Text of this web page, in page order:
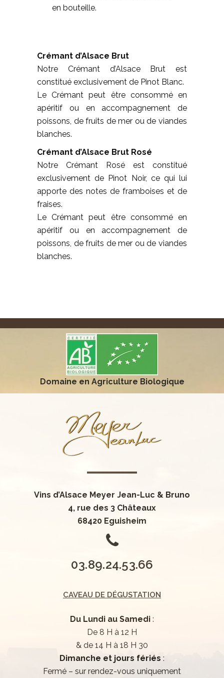
en bouteille.
Crémant d’Alsace Brut
Notre Crémant d’Alsace Brut est
constitué exclusivement de Pinot Blanc.
Le Crémant peut être consommé en
apéritif ou en accompagnement de
poissons, de fruits de mer ou de viandes
blanches.
Crémant d’Alsace Brut Rosé
Notre Crémant Rosé est constitué
exclusivement de Pinot Noir, ce qui lui
apporte des notes de framboises et de
fraises.
Le Crémant peut être consommé en
apéritif ou en accompagnement de
poissons, de fruits de mer ou de viandes
blanches.
Domaine en Agriculture Biologique
Vins d’Alsace Meyer Jean-Luc & Bruno
4, rue des 3 Châteaux
68420 Eguisheim
0
0
3.
0
2
3
4
5
8
1
3
4
5
6
9.
0
2
0
1
2
4.
0
1
2
5
0
3.
0
1
2
3
6
0
1
6
CAVEAU DE DÉGUSTATION
Du Lundi au Samedi :
De 8 H à 12 H
& de 14 H à 18 H 30
Dimanche et jours fériés :
Fermé – sur rendez-vous uniquement
0
1
2